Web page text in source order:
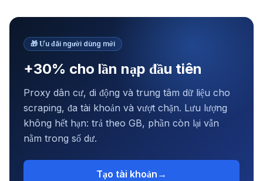
🎁 Ưu đãi người dùng mới
+30% cho lần nạp đầu tiên
Proxy dân cư, di động và trung tâm dữ liệu cho
scraping, đa tài khoản và vượt chặn. Lưu lượng
không hết hạn: trả theo GB, phần còn lại vẫn
nằm trong số dư.
Tạo tài khoản →